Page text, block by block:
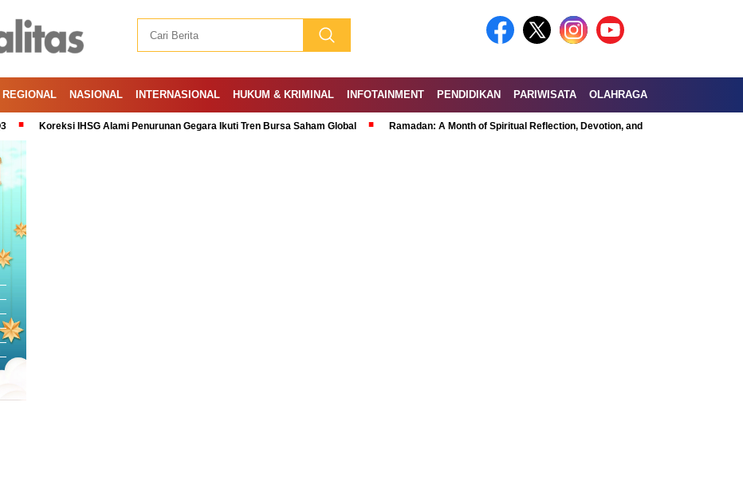
REGIONAL NASIONAL INTERNASIONAL HUKUM & KRIMINAL INFOTAINMENT PENDIDIKAN PARIWISATA OLAHRAGA
Koreksi IHSG Alami Penurunan Gegara Ikuti Tren Bursa Saham Global Ramadan: A Month of Spiritual Reflection, Devotion, and Charity